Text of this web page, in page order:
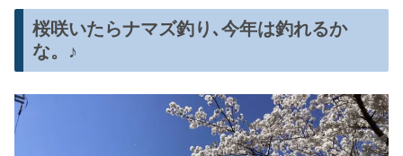
桜咲いたらナマズ釣り､今年は釣れるか
な。♪